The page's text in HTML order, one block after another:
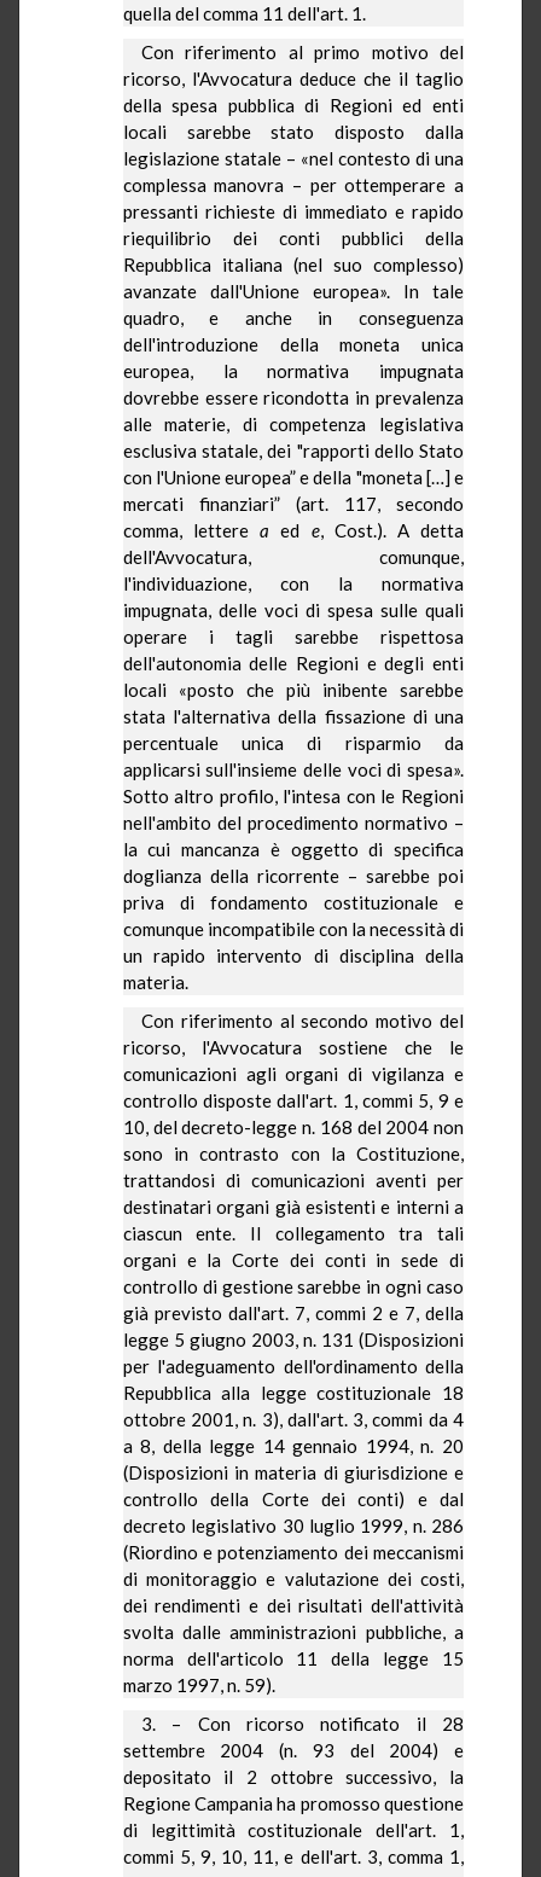
quella del comma 11 dell'art. 1.
Con riferimento al primo motivo del
ricorso, l'Avvocatura deduce che il taglio
della spesa pubblica di Regioni ed enti
locali sarebbe stato disposto dalla
legislazione statale – «nel contesto di una
complessa manovra – per ottemperare a
pressanti richieste di immediato e rapido
riequilibrio dei conti pubblici della
Repubblica italiana (nel suo complesso)
avanzate dall'Unione europea». In tale
quadro, e anche in conseguenza
dell'introduzione della moneta unica
europea, la normativa impugnata
dovrebbe essere ricondotta in prevalenza
alle materie, di competenza legislativa
esclusiva statale, dei "rapporti dello Stato
con l'Unione europea” e della "moneta […] e
mercati finanziari” (art. 117, secondo
comma, letterea ed e, Cost.). A detta
dell'Avvocatura, comunque,
l'individuazione, con la normativa
impugnata, delle voci di spesa sulle quali
operare i tagli sarebbe rispettosa
dell'autonomia delle Regioni e degli enti
locali «posto che più inibente sarebbe
stata l'alternativa della fissazione di una
percentuale unica di risparmio da
applicarsi sull'insieme delle voci di spesa».
Sotto altro profilo, l'intesa con le Regioni
nell'ambito del procedimento normativo –
la cui mancanza è oggetto di specifica
doglianza della ricorrente – sarebbe poi
priva di fondamento costituzionale e
comunque incompatibile con la necessità di
un rapido intervento di disciplina della
materia.
Con riferimento al secondo motivo del
ricorso, l'Avvocatura sostiene che le
comunicazioni agli organi di vigilanza e
controllo disposte dall'art. 1, commi 5, 9 e
10, del decreto-legge n. 168 del 2004 non
sono in contrasto con la Costituzione,
trattandosi di comunicazioni aventi per
destinatari organi già esistenti e interni a
ciascun ente. Il collegamento tra tali
organi e la Corte dei conti in sede di
controllo di gestione sarebbe in ogni caso
già previsto dall'art. 7, commi 2 e 7, della
legge 5 giugno 2003, n. 131 (Disposizioni
per l'adeguamento dell'ordinamento della
Repubblica alla legge costituzionale 18
ottobre 2001, n. 3), dall'art. 3, commi da 4
a 8, della legge 14 gennaio 1994, n. 20
(Disposizioni in materia di giurisdizione e
controllo della Corte dei conti) e dal
decreto legislativo 30 luglio 1999, n. 286
(Riordino e potenziamento dei meccanismi
di monitoraggio e valutazione dei costi,
dei rendimenti e dei risultati dell'attività
svolta dalle amministrazioni pubbliche, a
norma dell'articolo 11 della legge 15
marzo 1997, n. 59).
3. – Con ricorso notificato il 28
settembre 2004 (n. 93 del 2004) e
depositato il 2 ottobre successivo, la
Regione Campania ha promosso questione
di legittimità costituzionale dell'art. 1,
commi 5, 9, 10, 11, e dell'art. 3, comma 1,